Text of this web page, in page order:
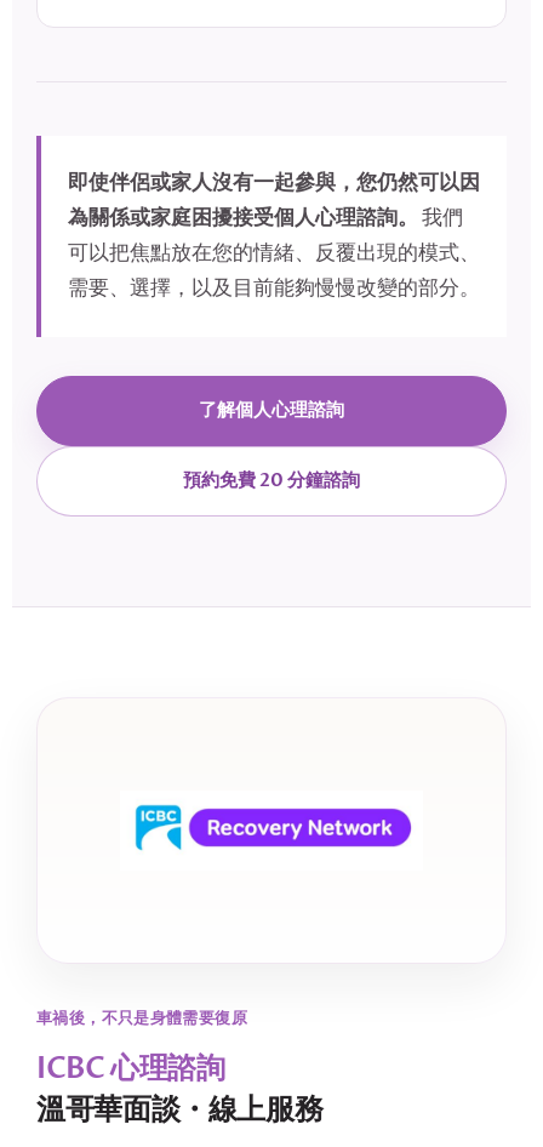
即使伴侶或家人沒有一起參與，您仍然可以因
為關係或家庭困擾接受個人心理諮詢。 我們
可以把焦點放在您的情緒、反覆出現的模式、
需要、選擇，以及目前能夠慢慢改變的部分。
了解個人心理諮詢
預約免費 20 分鐘諮詢
車禍後，不只是身體需要復原
ICBC 心理諮詢
溫哥華面談・線上服務